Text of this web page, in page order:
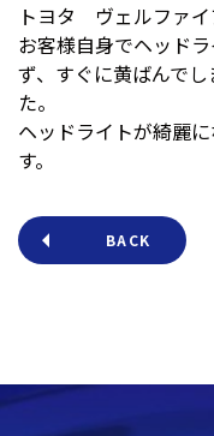
トヨタ ヴェルファイ
お客様自身でヘッド
ず、すぐに黄ばんで
た。
ヘッドライトが綺麗
す。
BACK